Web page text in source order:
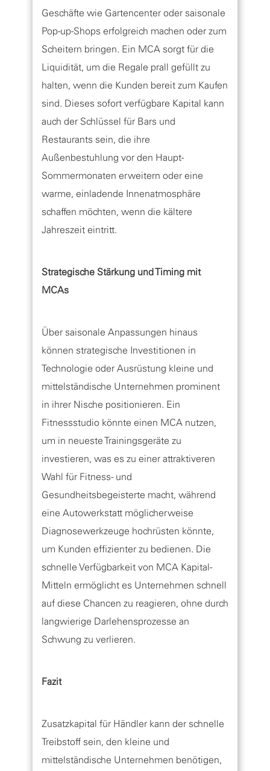
Geschäfte wie Gartencenter oder saisonale
Pop-up-Shops erfolgreich machen oder zum
Scheitern bringen. Ein MCA sorgt für die
Liquidität, um die Regale prall gefüllt zu
halten, wenn die Kunden bereit zum Kaufen
sind. Dieses sofort verfügbare Kapital kann
auch der Schlüssel für Bars und
Restaurants sein, die ihre
Außenbestuhlung vor den Haupt-
Sommermonaten erweitern oder eine
warme, einladende Innenatmosphäre
schaffen möchten, wenn die kältere
Jahreszeit eintritt.
Strategische Stärkung und Timing mit
MCAs
Über saisonale Anpassungen hinaus
können strategische Investitionen in
Technologie oder Ausrüstung kleine und
mittelständische Unternehmen prominent
in ihrer Nische positionieren. Ein
Fitnessstudio könnte einen MCA nutzen,
um in neueste Trainingsgeräte zu
investieren, was es zu einer attraktiveren
Wahl für Fitness- und
Gesundheitsbegeisterte macht, während
eine Autowerkstatt möglicherweise
Diagnosewerkzeuge hochrüsten könnte,
um Kunden effizienter zu bedienen. Die
schnelle Verfügbarkeit von MCA Kapital-
Mitteln ermöglicht es Unternehmen schnell
auf diese Chancen zu reagieren, ohne durch
langwierige Darlehensprozesse an
Schwung zu verlieren.
Fazit
Zusatzkapital für Händler kann der schnelle
Treibstoff sein, den kleine und
mittelständische Unternehmen benötigen,